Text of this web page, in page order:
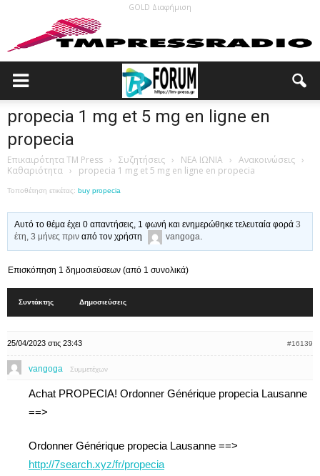
GOLD Διαφήμιση
propecia 1 mg et 5 mg en ligne en
propecia
Επικαιρότητα TM Press › Συζητήσεις › ΝΕΑ ΙΩΝΙΑ › Ανακοινώσεις ›
Καθαριότητα › propecia 1 mg et 5 mg en ligne en propecia
Τοποθέτηση ετικέτας: buy propecia
Αυτό το θέμα έχει 0 απαντήσεις, 1 φωνή και ενημερώθηκε τελευταία φορά3
έτη, 3 μήνες πριν από τον χρήστη vangoga.
Επισκόπηση 1 δημοσιεύσεων (από 1 συνολικά)
Συντάκτης Δημοσιεύσεις
25/04/2023 στις 23:43 #16139
vangoga Συμμετέχων
Achat PROPECIA! Ordonner Générique propecia Lausanne
==>
Ordonner Générique propecia Lausanne ==>
http://7search.xyz/fr/propecia